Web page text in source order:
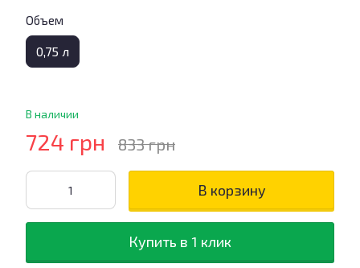
Объем
0,75 л
В наличии
724 грн 833 грн
В корзину
Купить в 1 клик